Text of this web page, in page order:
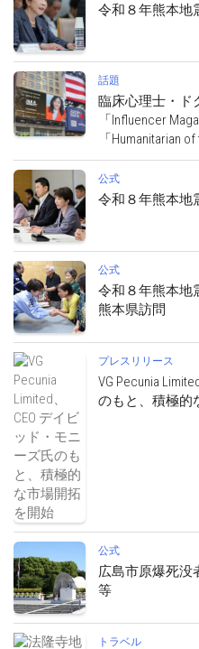
令和８年熊本地
話題
臨床心理士・ド
「Influencer
「Humanitarian
公式
令和８年熊本地
公式
令和８年熊本地
熊本県訪問
プレスリリース
VG Pecunia
のもと、積極的
公式
広島市原爆死没
等
トラベル